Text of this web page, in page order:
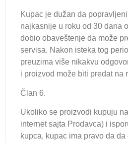
Kupac je dužan da
najkasnije u roku od 30 dana
dobio obaveštenje da može
servisa. Nakon isteka tog
preuzima više nikakvu
i proizvod može biti predat na
Član 6.
Ukoliko se proizvodi kupuju
internet sajta Prodavca) i
kupca, kupac ima pravo da